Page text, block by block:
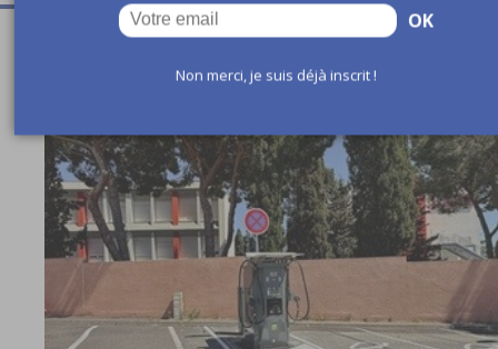
A lire aussi
OK
Non merci, je suis déjà inscrit !